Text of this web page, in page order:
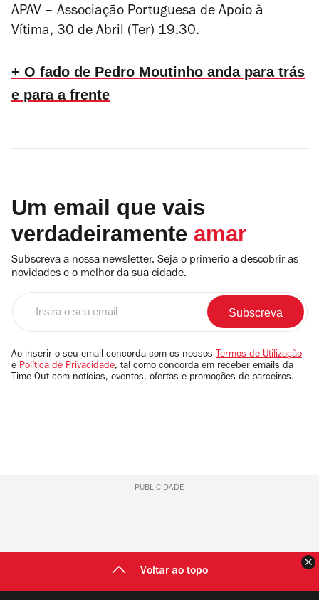
APAV – Associação Portuguesa de Apoio à
Vítima, 30 de Abril (Ter) 19.30.
+ O fado de Pedro Moutinho anda para trás
e para a frente
Um email que vais
verdadeiramente amar
Subscreva a nossa newsletter. Seja o primerio a descobrir as
novidades e o melhor da sua cidade.
email
Ao inserir o seu email concorda com os nossos Termos de Utilização
e Política de Privacidade, tal como concorda em receber emails da
Time Out com notícias, eventos, ofertas e promoções de parceiros.
PUBLICIDADE
Voltar ao topo